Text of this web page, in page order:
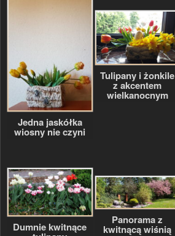
Jedna jaskółka
wiosny nie czyni
Tulipany i żonkile
z akcentem
wielkanocnym
Dumnie kwitnące
Panorama z
kwitnącą wiśnią